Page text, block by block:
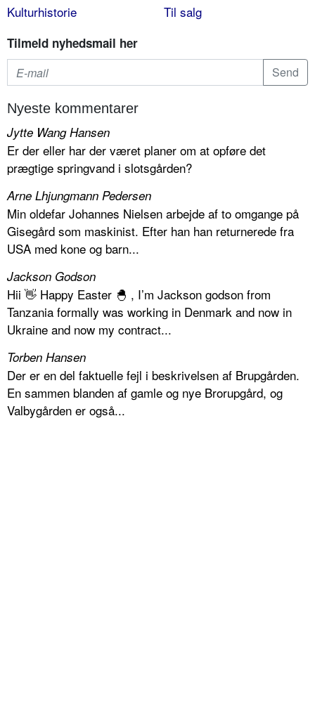
Kulturhistorie
Til salg
Tilmeld nyhedsmail her
Nyeste kommentarer
Jytte Wang Hansen
Er der eller har der været planer om at opføre det
prægtige springvand i slotsgården?
Arne Lhjungmann Pedersen
Min oldefar Johannes Nielsen arbejde af to omgange på
Gisegård som maskinist. Efter han han returnerede fra
USA med kone og barn...
Jackson Godson
Hii 👋 Happy Easter 🐣 , I’m Jackson godson from
Tanzania formally was working in Denmark and now in
Ukraine and now my contract...
Torben Hansen
Der er en del faktuelle fejl i beskrivelsen af Brupgården.
En sammen blanden af gamle og nye Brorupgård, og
Valbygården er også...